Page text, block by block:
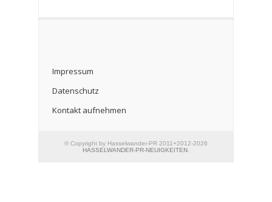
Impressum
Datenschutz
Kontakt aufnehmen
© Copyright by Hasselwander-PR 2011+2012-2026
HASSELWANDER-PR-NEUIGKEITEN.